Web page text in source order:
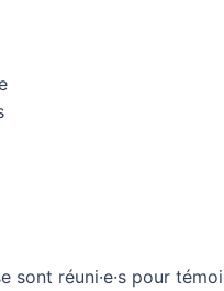
sont réuni·e·s pour